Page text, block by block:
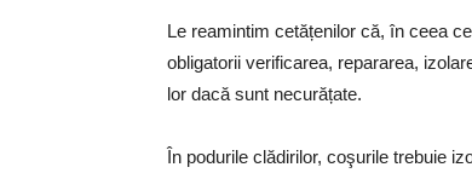
Le reamintim cetățenilor că, în ceea
obligatorii verificarea, repararea,
lor dacă sunt necurățate.
În podurile clădirilor, coşurile trebuie